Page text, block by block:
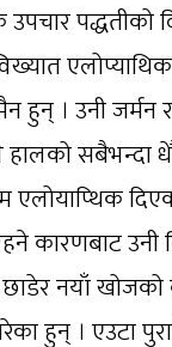
उपचार
हुन् । उनी जर्मन
सबैभन्दा
एलोयाप्थिक
कारणबाट उनी
नयाँ खोजको
हुन् । एउटा